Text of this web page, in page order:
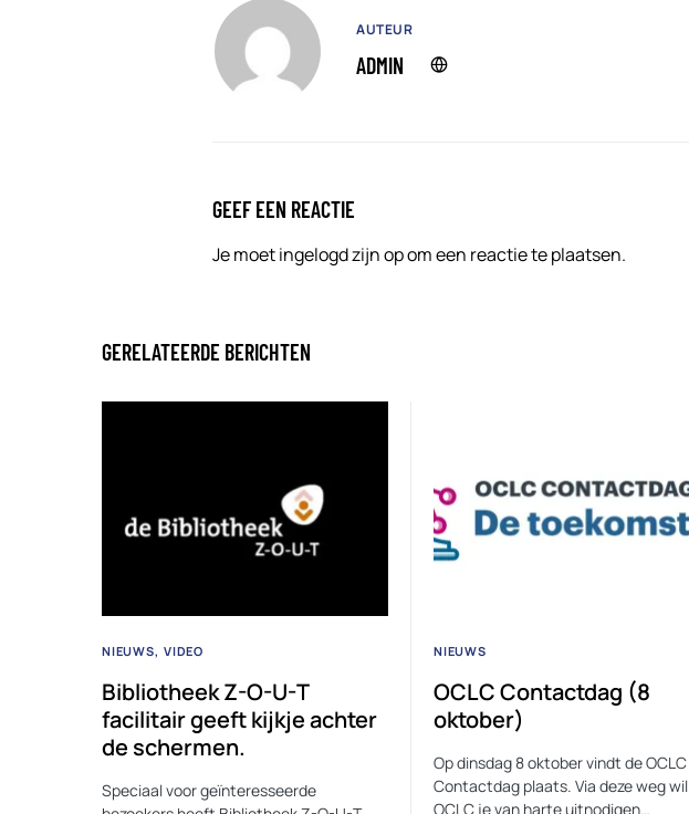
AUTEUR
ADMIN
GEEF EEN REACTIE
Je moetingelogd zijn opom een reactie te plaatsen.
GERELATEERDE BERICHTEN
NIEUWS VIDEO
Bibliotheek Z-O-U-T
facilitair geeft kijkje achter
de schermen.
Speciaal voor geïnteresseerde
NIEUWS
OCLC Contactdag (8
oktober)
Op dinsdag 8 oktober vindt de OCLC
Contactdag plaats. Via deze weg wil
OCLC je van harte uitnodigen…